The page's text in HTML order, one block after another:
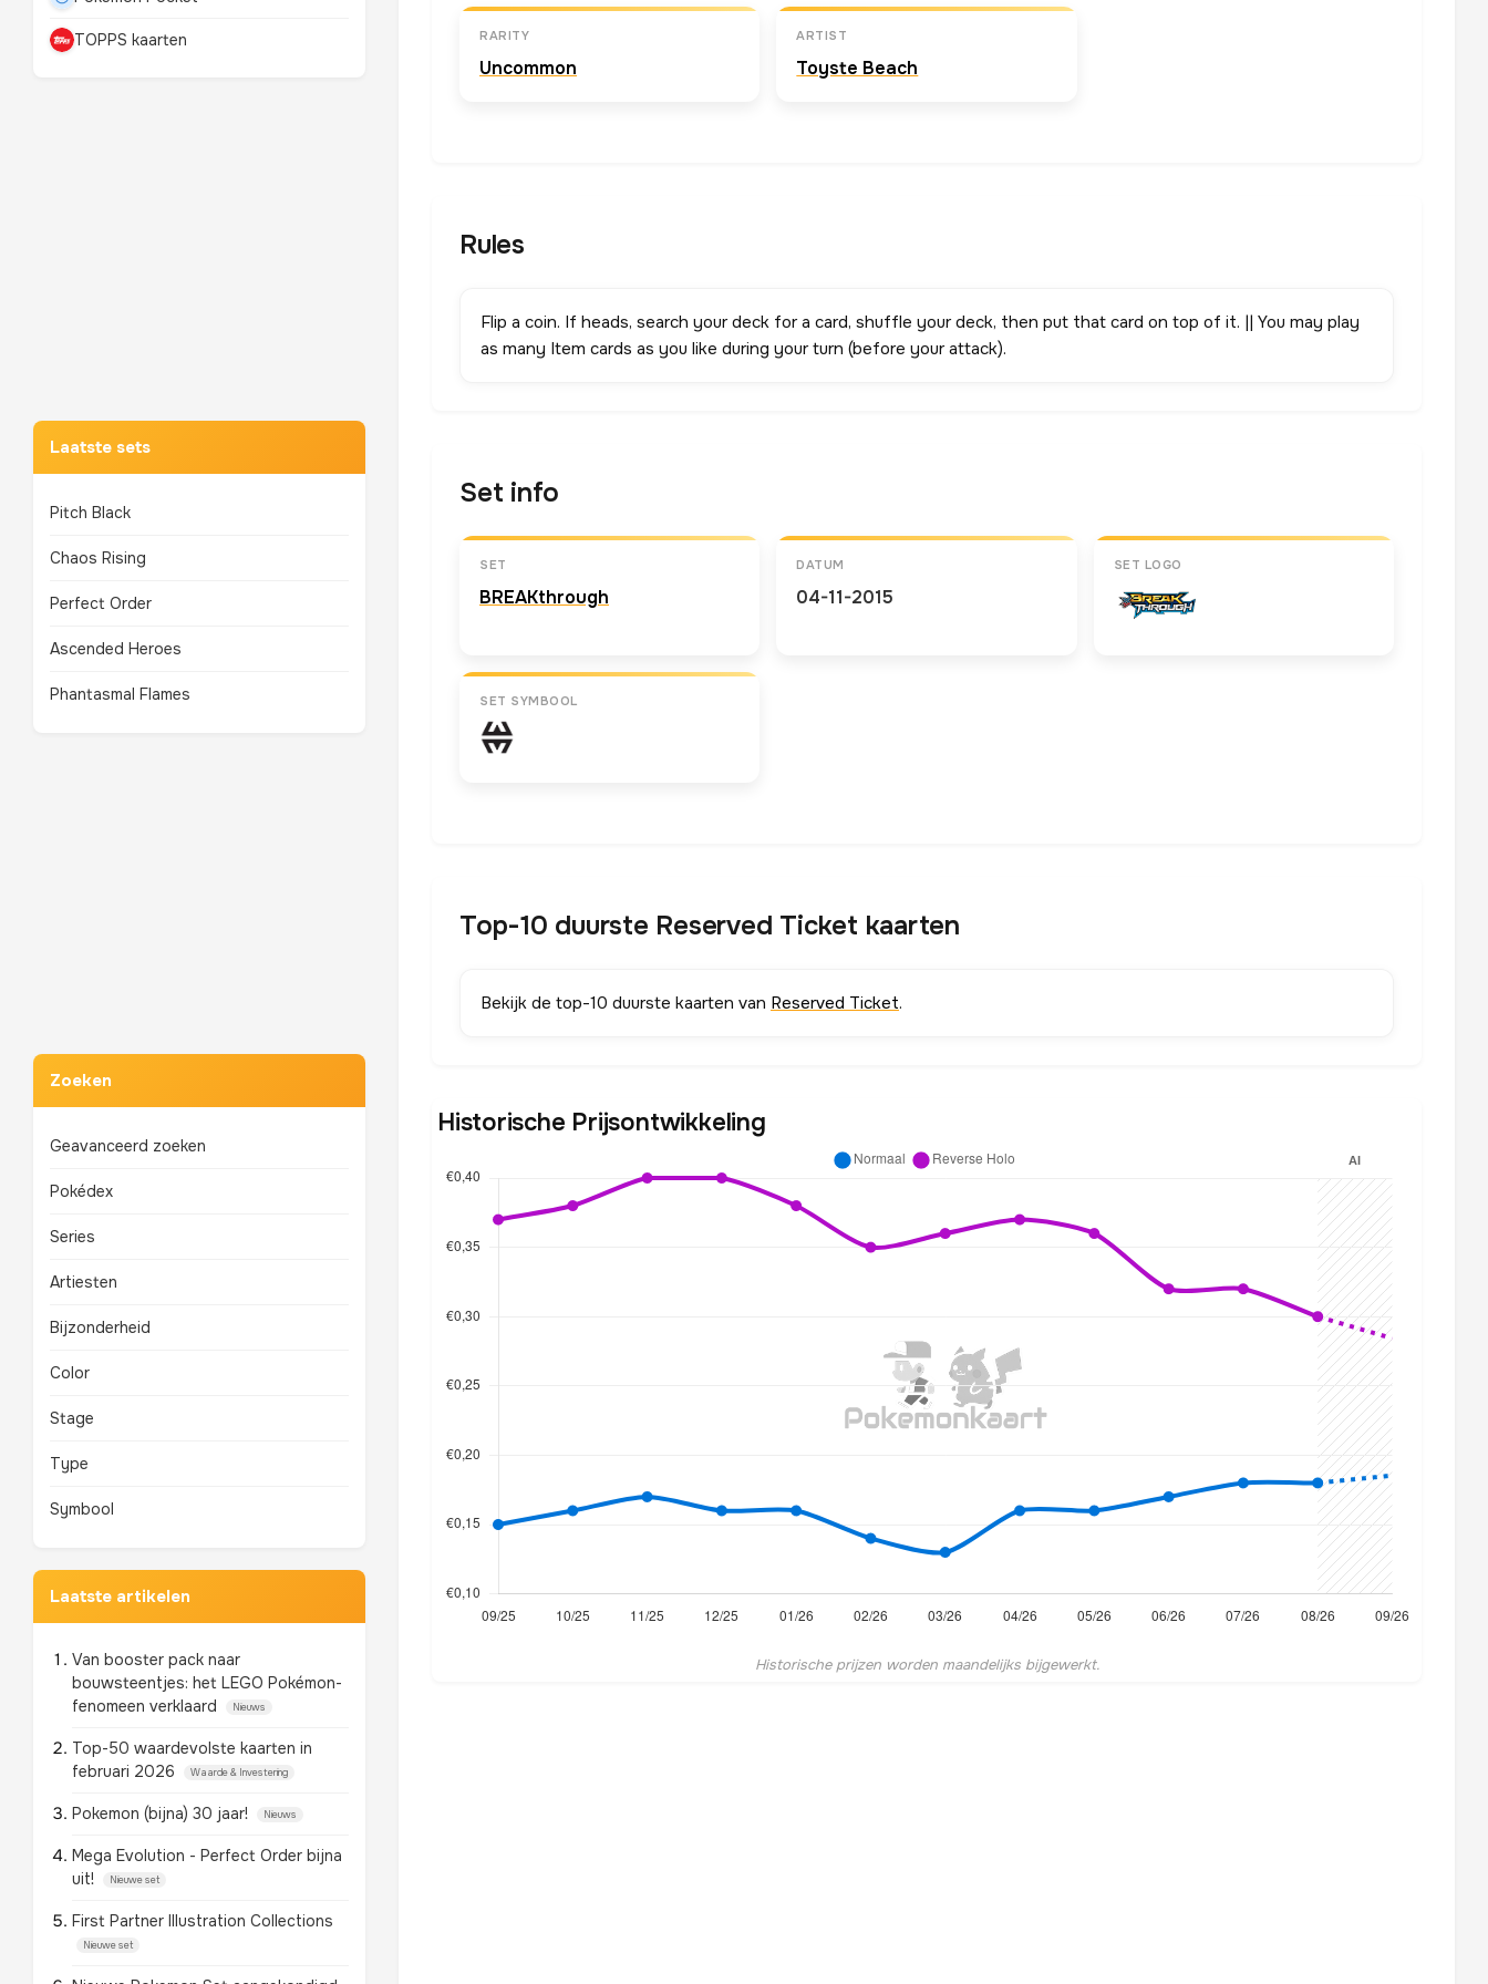
TOPPS kaarten
TOP 10 POKEMON
Laatste sets
Pitch Black
Chaos Rising
Perfect Order
Ascended Heroes
Phantasmal Flames
Zoeken
Geavanceerd zoeken
Pokédex
Series
Artiesten
Bijzonderheid
Color
Stage
Type
Symbool
Laatste artikelen
Van booster pack naar
bouwsteentjes: het LEGO Pokémon-
fenomeen verklaard
Nieuws
Top-50 waardevolste kaarten in
februari 2026
Waarde & Investering
Pokemon (bijna) 30 jaar! Nieuws
Mega Evolution - Perfect Order bijna
uit!
Nieuwe set
First Partner Illustration Collections
Nieuwe set
RARITY
Uncommon
ARTIST
Toyste Beach
Rules
Flip a coin. If heads, search your deck for a card, shuffle your deck, then put that card on top of it. || You may play
as many Item cards as you like during your turn (before your attack).
Set info
SET
BREAKthrough
DATUM
04-11-2015
SET LOGO
SET SYMBOOL
Top-10 duurste Reserved Ticket kaarten
Bekijk de top-10 duurste kaarten van Reserved Ticket.
Historische Prijsontwikkeling
Historische prijzen worden maandelijks bijgewerkt.